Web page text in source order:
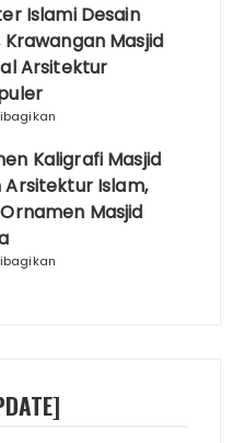
Islami Desain
Krawangan Masjid
Arsitektur
Kaligrafi Masjid
Arsitektur Islam,
Masjid